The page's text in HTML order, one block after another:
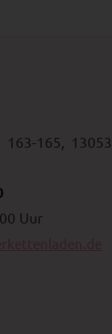
163-165, 13053
Uur